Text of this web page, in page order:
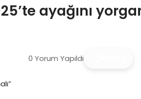
ayağını
0 Yorum Yapıldı